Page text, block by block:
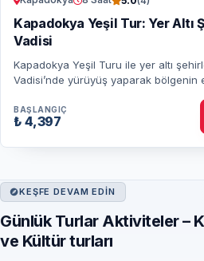
Kapadokya Yeşil Tur: Yer Altı
Vadisi
Kapadokya Yeşil Turu ile yer altı
Vadisi’nde yürüyüş yaparak bölgenin
BAŞLANGIÇ
₺ 4,397
KEŞFE DEVAM EDIN
Günlük Turlar Aktiviteler –
ve Kültür turları